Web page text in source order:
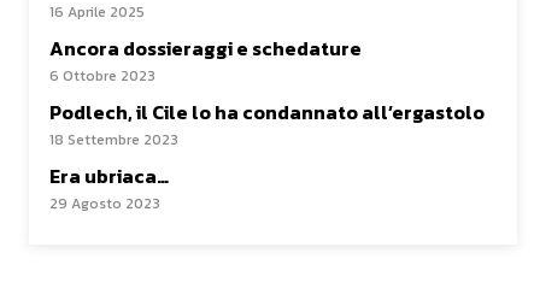
16 Aprile 2025
Ancora dossieraggi e schedature
6 Ottobre 2023
Podlech, il Cile lo ha condannato all’ergastolo
18 Settembre 2023
Era ubriaca…
29 Agosto 2023